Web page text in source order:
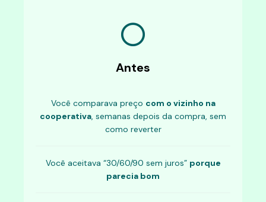
Antes
Você comparava preço com o vizinho na
cooperativa , semanas depois da compra, sem
como reverter
Você aceitava “30/60/90 sem juros” porque
parecia bom